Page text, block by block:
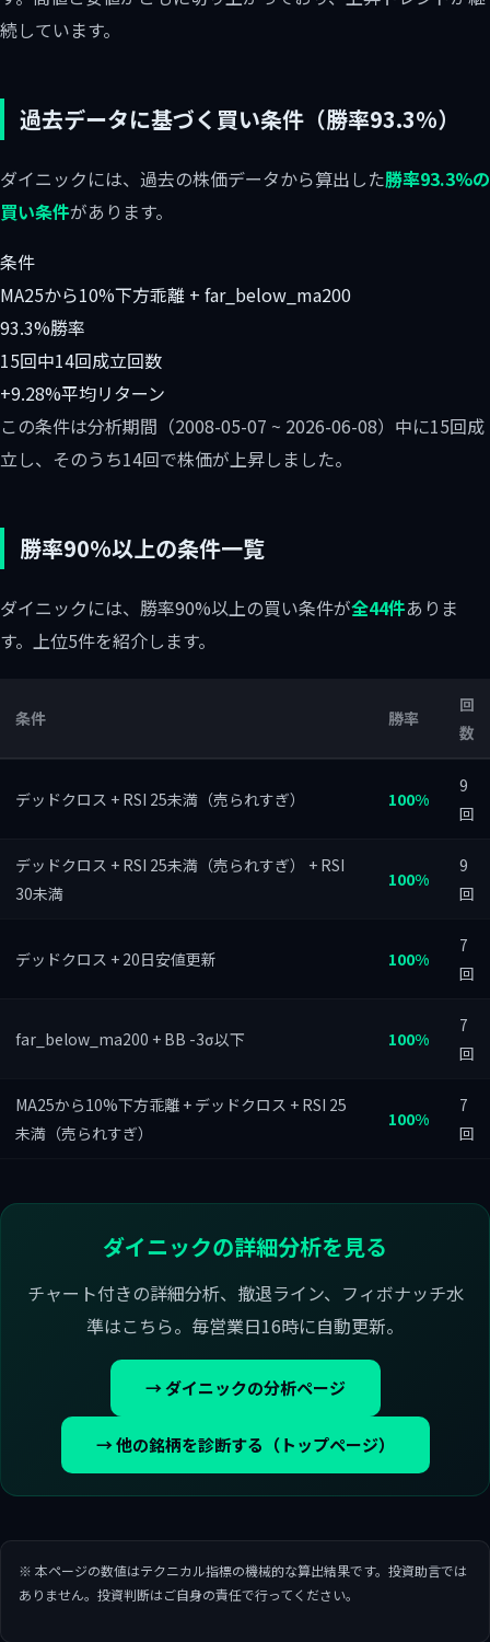
続しています。
過去データに基づく買い条件（勝率93.3%）
ダイニックには、過去の株価データから算出した勝率93.3%の
買い条件があります。
条件
MA25から10%下方乖離 + far_below_ma200
93.3%勝率
15回中14回成立回数
+9.28%平均リターン
この条件は分析期間（2008-05-07 ~ 2026-06-08）中に15回成
立し、そのうち14回で株価が上昇しました。
勝率90%以上の条件一覧
ダイニックには、勝率90%以上の買い条件が全44件ありま
す。上位5件を紹介します。
条件 勝率
回
数
デッドクロス + RSI 25未満（売られすぎ） 100%
9
回
デッドクロス + RSI 25未満（売られすぎ） + RSI
30未満
100%
9
回
デッドクロス + 20日安値更新 100%
7
回
far_below_ma200 + BB -3σ以下 100%
7
回
MA25から10%下方乖離 + デッドクロス + RSI 25
未満（売られすぎ）
100%
7
回
ダイニックの詳細分析を見る
チャート付きの詳細分析、撤退ライン、フィボナッチ水
準はこちら。毎営業日16時に自動更新。
→ ダイニックの分析ページ
→ 他の銘柄を診断する（トップページ）
※ 本ページの数値はテクニカル指標の機械的な算出結果です。投資助言では
ありません。投資判断はご自身の責任で行ってください。